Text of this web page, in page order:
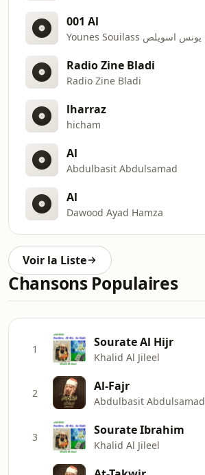
001 Al
Radio Zine Bladi
Radio Zine Bladi
lharraz
hicham
Al
Abdulbasit Abdulsamad
Al
Dawood Ayad Hamza
Voir la Liste
Chansons Populaires
1 Sourate Al Hijr
Khalid Al Jileel
2 Al-Fajr
Abdulbasit Abdulsamad
3 Sourate Ibrahim
Khalid Al Jileel